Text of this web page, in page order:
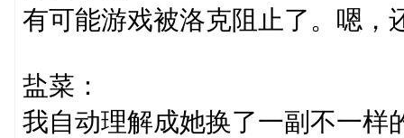
有可能游戏被洛克阻止了。嗯，
盐菜：
我自动理解成她换了一副不一样